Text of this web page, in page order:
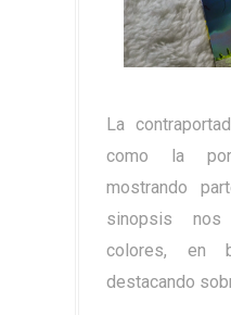
La
como la
mostrando
sinopsis
colores, en
destacando